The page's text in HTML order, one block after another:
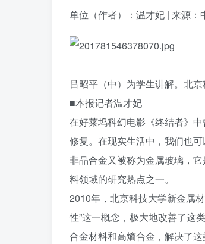
单位（作者）：温才妃 | 来源
吕昭平（中）为学生讲解。北
■本报记者温才妃
在好莱坞科幻电影《终结者》
修复。在现实生活中，我们也可
非晶合金又被称为金属玻璃，
料领域的研究热点之一。
2010年，北京科技大学新金属
性”这一概念，极大地改善了这
合金材料和高熵合金，解决了这